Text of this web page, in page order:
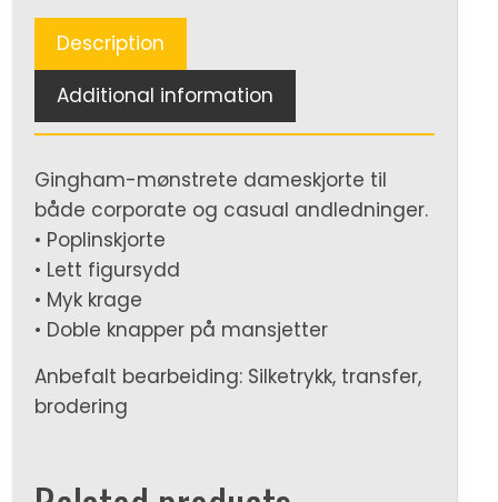
Description
Additional information
Gingham-mønstrete dameskjorte til
både corporate og casual andledninger.
• Poplinskjorte
• Lett figursydd
• Myk krage
• Doble knapper på mansjetter
Anbefalt bearbeiding: Silketrykk, transfer,
brodering